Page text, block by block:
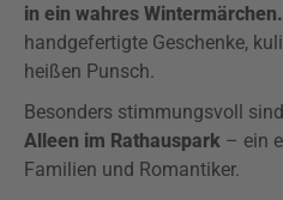
in ein wahres Wintermärchen.
handgefertigte Geschenke,
heißen Punsch.
Besonders stimmungsvoll
Alleen im Rathauspark – ein
Familien und Romantiker.